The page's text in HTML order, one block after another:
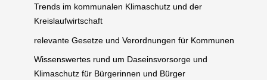
Trends im kommunalen Klimaschutz und der
Kreislaufwirtschaft
relevante Gesetze und Verordnungen für Kommunen
Wissenswertes rund um Daseinsvorsorge und
Klimaschutz für Bürgerinnen und Bürger